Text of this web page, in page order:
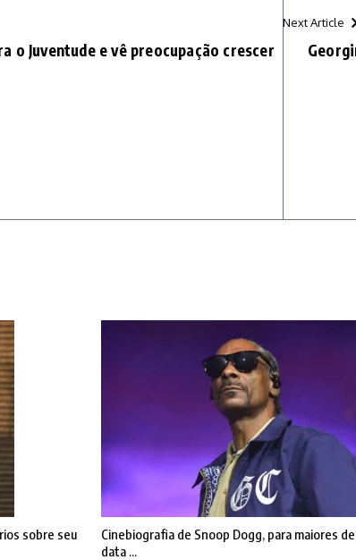
o Juventude e vê preocupação crescer
Next Article
sobre seu
Cinebiografia de Snoop Dogg, para maiores
data ...